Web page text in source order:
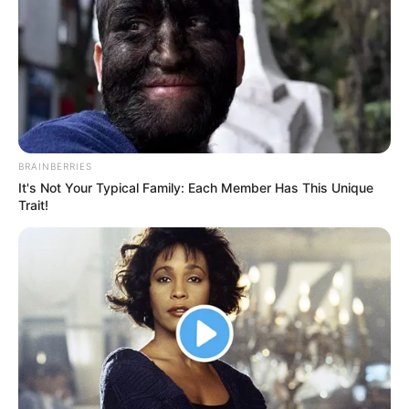
unansehnlichen Ablagerungen an den
Duschwänden und Armaturen sind nicht nur
eine ästhetische Belästigung, sondern können
auch zu hartnäckigen Problemen führen, wenn
sie nicht rechtzeitig behandelt werden. Doch
bevor Sie zu starken Chemikalien greifen oder
sich in stundenlanger Schrubberei erschöpfen,
gibt es eine natürliche Lösung, die Ihnen helfen
kann, diesen lästigen Eindringling zu
Kalkablagerungen entstehen durch die
Ablagerung von hartem Wasser, das reich an
Mineralien wie Calcium und Magnesium ist.
Wenn dieses Wasser verdunstet, hinterlässt es
winzige Kristalle, die sich im Laufe der Zeit zu
hartnäckigen Ablagerungen entwickeln können.
Diese Ablagerungen können nicht nur das
BRAINBERRIES
It's Not Your Typical Family: Each Member Has This Unique
Trait!